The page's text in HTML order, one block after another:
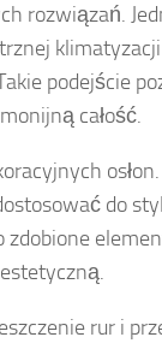
rozwiązań.
podejście
całość.
do
rur i